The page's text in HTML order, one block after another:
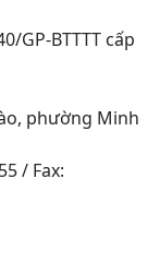
GP-BTTTT cấp
phường Minh
/ Fax: